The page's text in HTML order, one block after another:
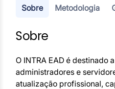
Sobre Metodologia
Sobre
O INTRA EAD é destinado
administradores e
atualização profissional,